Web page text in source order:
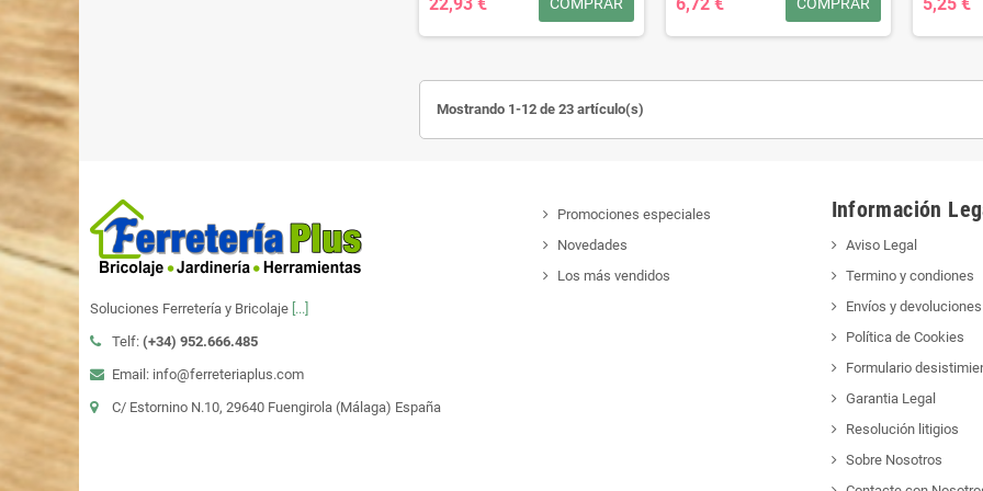
Mostrando 1-12 de 23 artículo(s)
Soluciones Ferretería y Bricolaje [...]
Telf: (+34) 952.666.485
Email: info@ferreteriaplus.com
C/ Estornino N.10, 29640 Fuengirola (Málaga) España
Promociones especiales
Novedades
Los más vendidos
Información
Aviso Legal
Termino y condiones
Envíos y devoluciones
Política de Cookies
Formulario
Garantia Legal
Resolución litigios
Sobre Nosotros